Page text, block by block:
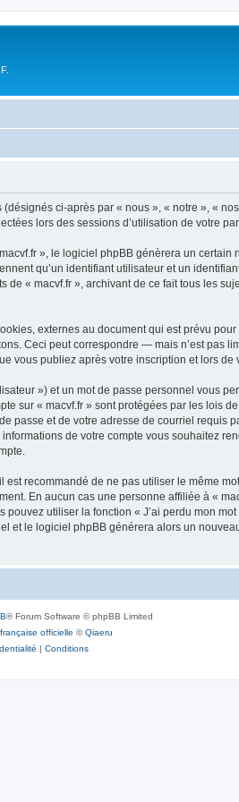
ci-après par « nous », « notre », «
lors des sessions d’utilisation de votre
», le logiciel phpBB génèrera un
qu’un identifiant utilisateur et un
« macvf.fr », archivant de ce fait tous les
externes au document qui est prévu
Ceci peut correspondre — mais n’est pas
vous publiez après votre inscription et lors
») et un mot de passe personnel vous
sur « macvf.fr » sont protégées par les lois
passe et de votre adresse de courriel requis
de votre compte vous souhaitez
recommandé de ne pas utiliser le même
En aucun cas une personne affiliée à «
utiliser la fonction « J’ai perdu mon
et le logiciel phpBB générera alors un
® Forum Software © phpBB Limited
officielle ©Qiaeru
| Conditions